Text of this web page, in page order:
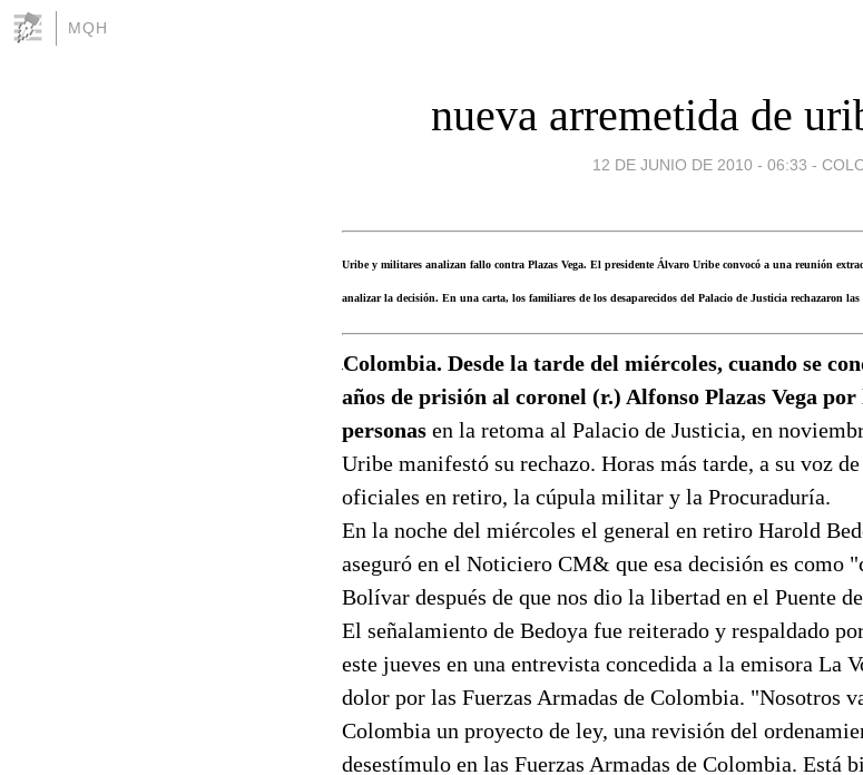
MQH
nueva arremetida de
12 DE JUNIO DE 2010 - 06:33 -
Uribe y militares analizan fallo contra Plazas Vega. El presidente Álvaro Uribe convocó a una reunión
analizar la decisión. En una carta, los familiares de los desaparecidos del Palacio de Justicia rechazaron las
Colombia. Desde la tarde del miércoles, cuando se
años de prisión al coronel (r.) Alfonso Plazas Vega
personas en la retoma al Palacio de Justicia, en
Uribe manifestó su rechazo. Horas más tarde, a su voz
oficiales en retiro, la cúpula militar y la Procuraduría.
En la noche del miércoles el general en retiro Harold
aseguró en el Noticiero CM& que esa decisión es como
Bolívar después de que nos dio la libertad en el Puente
El señalamiento de Bedoya fue reiterado y respaldado
este jueves en una entrevista concedida a la emisora La
dolor por las Fuerzas Armadas de Colombia. "Nosotros
Colombia un proyecto de ley, una revisión del
desestímulo en las Fuerzas Armadas de Colombia. Está